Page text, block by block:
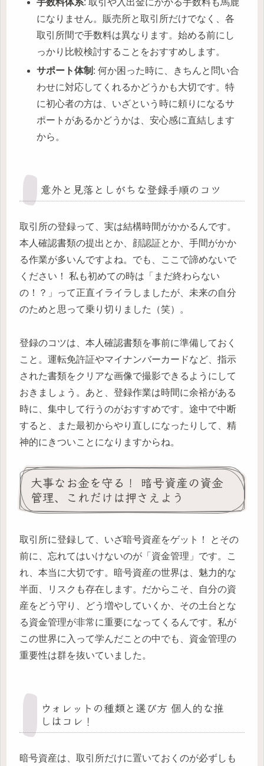
手数料体系: 取引や入出金にかかる手数料も馬鹿
になりません。販売所と取引所だけでなく、各
取引所間で手数料は異なります。始める前にし
っかり比較検討することをおすすめします。
サポート体制 : 何か困った時に、きちんと問い合
わせに対応してくれるかどうかも大切です。特
に初心者の方は、いざという時に頼りになるサ
ポートがあるかどうかは、安心感に直結します
から。
意外と見落としがちな登録手順のコツ
取引所の登録って、実は結構時間がかかるんです。
本人確認書類の提出とか、顔認証とか、手間がかか
る作業が多いんですよね。でも、ここで諦めないで
ください！ 私も初めての時は「まだ終わらない
の！？」って正直イライラしましたが、未来の自分
のためと思って乗り切りました（笑）。
登録のコツは、本人確認書類を事前に準備しておく
こと。運転免許証やマイナンバーカードなど、指示
された書類をクリアな画像で撮影できるようにして
おきましょう。あと、登録作業は時間に余裕がある
時に、集中して行うのがおすすめです。途中で中断
すると、また最初からやり直しになったりして、精
神的にきついことになりますからね。
大事なお金を守る！ 暗号資産の資金
管理、これだけは押さえよう
取引所に登録して、いざ暗号資産をゲット！ とその
前に、忘れてはいけないのが「資金管理」です。こ
れ、本当に大切です。暗号資産の世界は、魅力的な
半面、リスクも存在します。だからこそ、自分の資
産をどう守り、どう増やしていくか、その土台とな
る資金管理が非常に重要になってくるんです。私が
この世界に入って学んだことの中でも、資金管理の
重要性は群を抜いていました。
ウォレットの種類と選び方 個人的な推
しはコレ！
暗号資産は、取引所だけに置いておくのが必ずしも